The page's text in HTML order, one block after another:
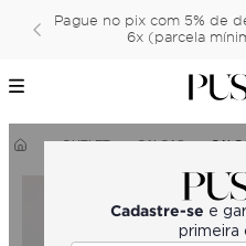
Pague no pix com 5% de
6x (parcela
Cadastre-se e
primeira
OUTLET CALÇAS